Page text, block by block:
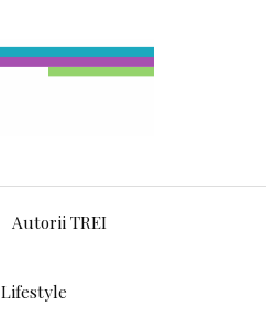
Autorii TREI
Lifestyle